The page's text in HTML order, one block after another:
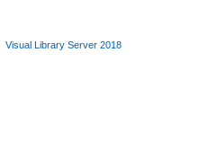
Visual Library Server 2018